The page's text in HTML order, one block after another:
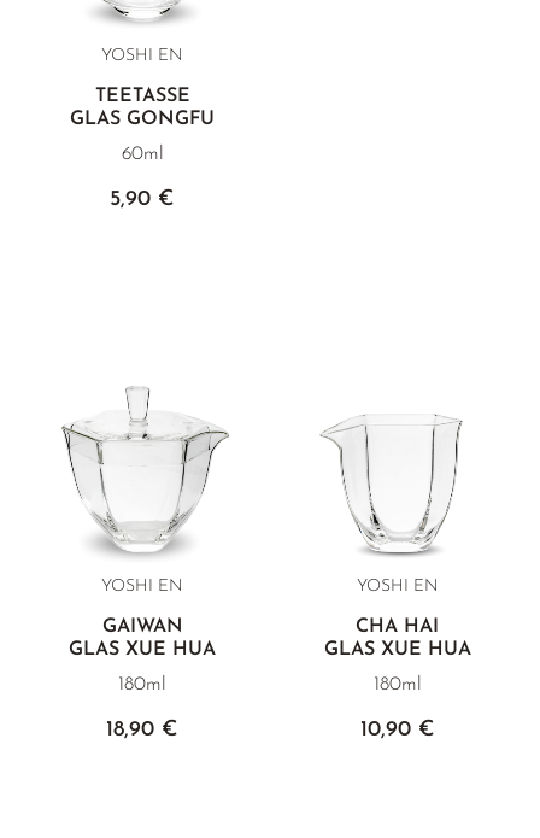
YOSHI EN
TEETASSE
GLAS GONGFU
60ml
5,90 €
YOSHI EN
GAIWAN
GLAS XUE HUA
180ml
18,90 €
YOSHI EN
CHA HAI
GLAS XUE HUA
180ml
10,90 €